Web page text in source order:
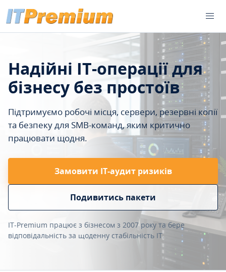
Надійні IT-операції для
бізнесу без простоїв
Підтримуємо робочі місця, сервери, резервні копії
та безпеку для SMB-команд, яким критично
працювати щодня.
Замовити ІТ-аудит ризиків
Подивитись пакети
IT-Premium працює з бізнесом з 2007 року та бере
відповідальність за щоденну стабільність IT.